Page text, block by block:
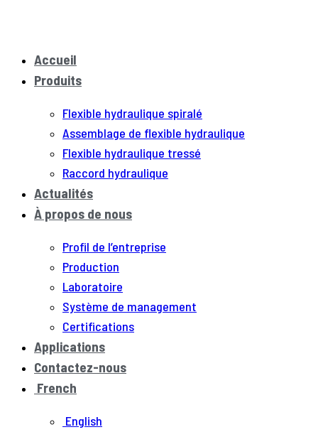
Accueil
Produits
Flexible hydraulique spiralé
Assemblage de flexible hydraulique
Flexible hydraulique tressé
Raccord hydraulique
Actualités
À propos de nous
Profil de l’entreprise
Production
Laboratoire
Système de management
Certifications
Applications
Contactez-nous
French
English